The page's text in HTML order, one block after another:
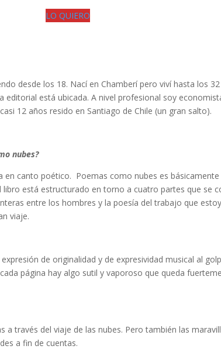
LO QUIERO
desde los 18. Nací en Chamberí pero viví hasta los
está ubicada. A nivel profesional soy
12 años resido en Santiago de Chile (un gran salto).
nubes?
en canto poético. Poemas como nubes es
está estructurado en torno a cuatro partes que se
entre los hombres y la poesía del trabajo que
viaje.
de originalidad y de expresividad musical al
página hay algo sutil y vaporoso que queda
través del viaje de las nubes. Pero también las
a fin de cuentas.